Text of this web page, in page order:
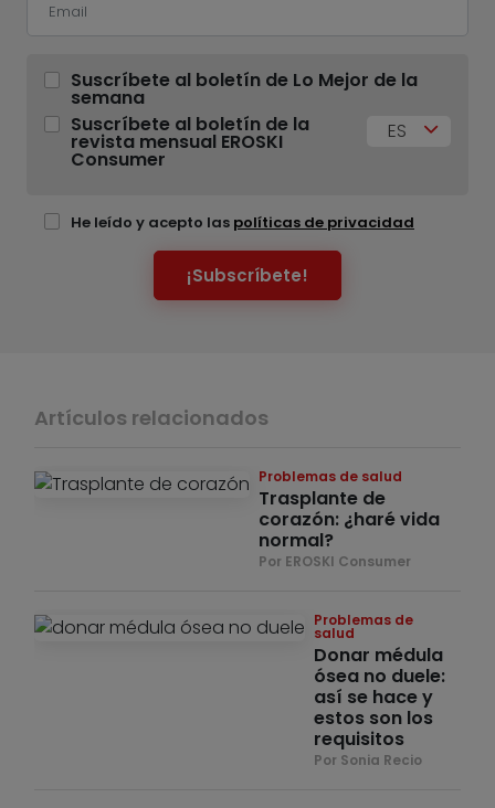
Suscríbete al boletín de Lo Mejor de la
semana
Suscríbete al boletín de la
revista mensual EROSKI
Consumer
ES
He leído y acepto las políticas de privacidad
¡Subscríbete!
Artículos relacionados
Problemas de salud
Trasplante de
corazón: ¿haré vida
normal?
Por EROSKI Consumer
Problemas de
salud
Donar médula
ósea no duele:
así se hace y
estos son los
requisitos
Por Sonia Recio